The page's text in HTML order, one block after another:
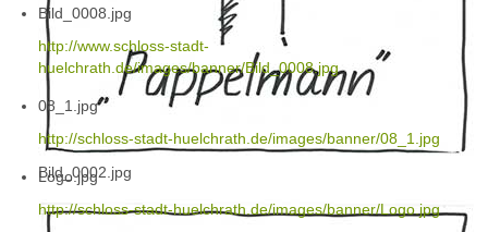
Bild_0002.jpg
Bild_0008.jpg
http://www.schloss-stadt-
huelchrath.de/images/banner/Bild_0008.jpg
08_1.jpg
http://schloss-stadt-huelchrath.de/images/banner/08_1.jpg
Logo.jpg
http://schloss-stadt-huelchrath.de/images/banner/Logo.jpg